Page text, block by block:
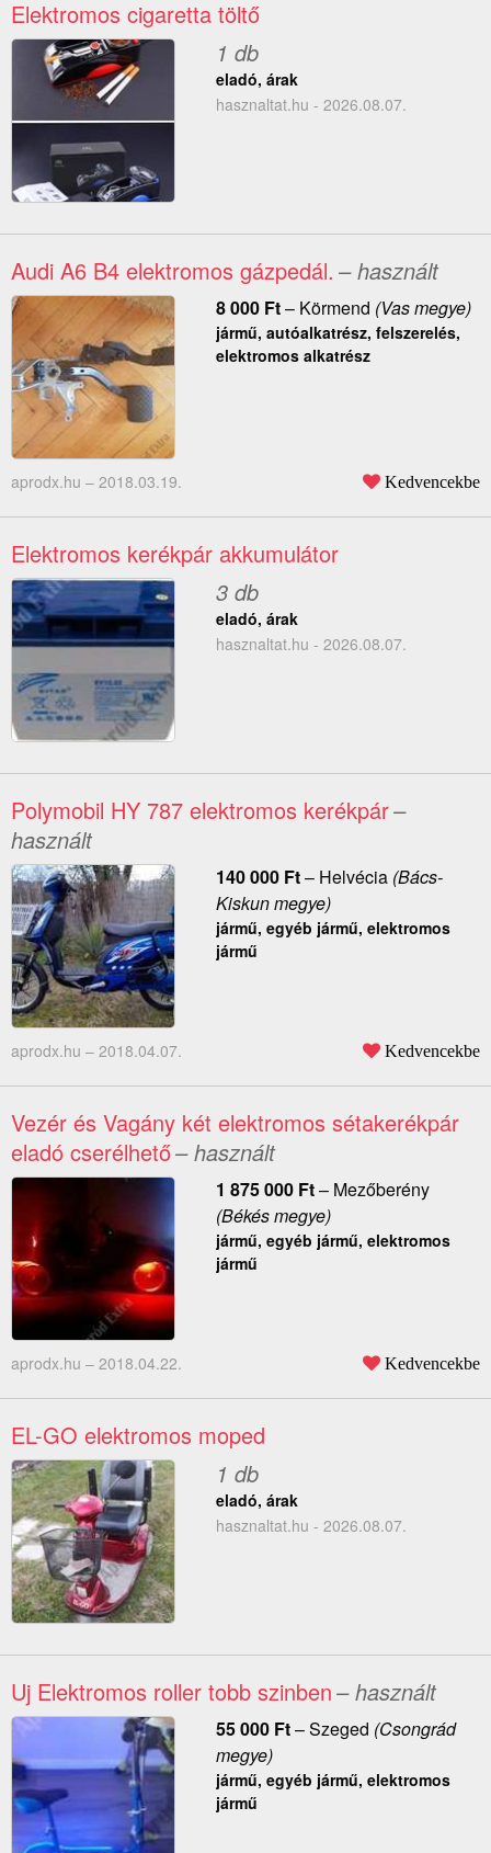
Elektromos cigaretta töltő
1 db
eladó, árak
hasznaltat.hu - 2026.08.07.
Audi A6 B4 elektromos gázpedál. – használt
8 000 Ft– Körmend (Vas megye)
jármű, autóalkatrész, felszerelés,
elektromos alkatrész
aprodx.hu – 2018.03.19. Kedvencekbe
Elektromos kerékpár akkumulátor
3 db
eladó, árak
hasznaltat.hu - 2026.08.07.
Polymobil HY 787 elektromos kerékpár–
használt
140 000 Ft– Helvécia(Bács-
Kiskun megye)
jármű, egyéb jármű, elektromos
jármű
aprodx.hu – 2018.04.07. Kedvencekbe
Vezér és Vagány két elektromos sétakerékpár
eladó cserélhető– használt
1 875 000 Ft– Mezőberény
(Békés megye)
jármű, egyéb jármű, elektromos
jármű
aprodx.hu – 2018.04.22. Kedvencekbe
EL-GO elektromos moped
1 db
eladó, árak
hasznaltat.hu - 2026.08.07.
Uj Elektromos roller tobb szinben– használt
55 000 Ft–Szeged (Csongrád
megye)
jármű, egyéb jármű, elektromos
jármű